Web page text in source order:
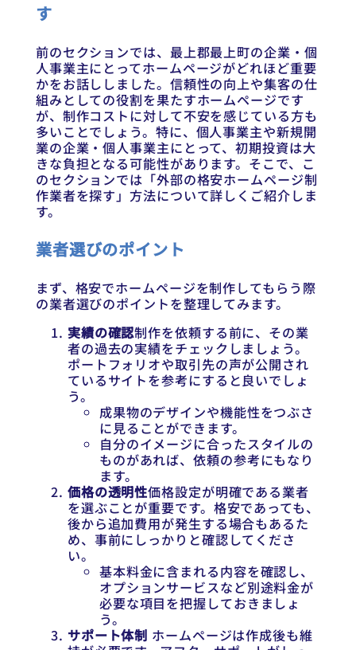
す
前のセクションでは、最上郡最上町の企業・個
人事業主にとってホームページがどれほど重要
かをお話ししました。信頼性の向上や集客の仕
組みとしての役割を果たすホームページです
が、制作コストに対して不安を感じている方も
多いことでしょう。特に、個人事業主や新規開
業の企業・個人事業主にとって、初期投資は大
きな負担となる可能性があります。そこで、こ
のセクションでは「外部の格安ホームページ制
作業者を探す」方法について詳しくご紹介しま
す。
業者選びのポイント
まず、格安でホームページを制作してもらう際
の業者選びのポイントを整理してみます。
実績の確認制作を依頼する前に、その業
者の過去の実績をチェックしましょう。
ポートフォリオや取引先の声が公開され
ているサイトを参考にすると良いでしょ
う。
成果物のデザインや機能性をつぶさ
に見ることができます。
自分のイメージに合ったスタイルの
ものがあれば、依頼の参考にもなり
ます。
価格の透明性価格設定が明確である業者
を選ぶことが重要です。格安であっても、
後から追加費用が発生する場合もあるた
め、事前にしっかりと確認してくださ
い。
基本料金に含まれる内容を確認し、
オプションサービスなど別途料金が
必要な項目を把握しておきましょ
う。
サポート体制 ホームページは作成後も維